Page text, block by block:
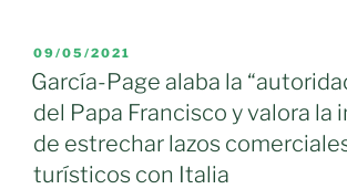
PUBLICADO
EL
09/05/2021
García-Page alaba la
del Papa Francisco y valora la
de estrechar lazos
turísticos con Italia